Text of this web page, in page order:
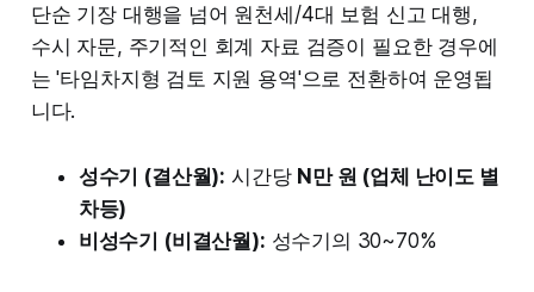
단순 기장 대행을 넘어 원천세/4대 보험 신고 대행,
수시 자문, 주기적인 회계 자료 검증이 필요한 경우에
는 '타임차지형 검토 지원 용역'으로 전환하여 운영됩
니다.
성수기 (결산월): 시간당 N만 원 (업체 난이도 별
차등)
비성수기 (비결산월): 성수기의 30~70%